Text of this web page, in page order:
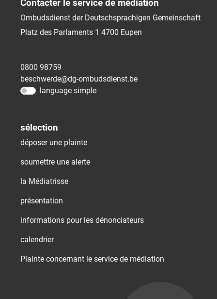
Contacter le service de médiation
Ombudsdienst der Deutschsprachigen Gemeinschaft
Platz des Parlaments 1 4700 Eupen
0800 98759
beschwerde@dg-ombudsdienst.be
language simple
sélection
déposer une plainte
soumettre une alerte
la Médiatrisse
présentation
informations pour les dénonciateurs
calendrier
Plainte concernant le service de médiation